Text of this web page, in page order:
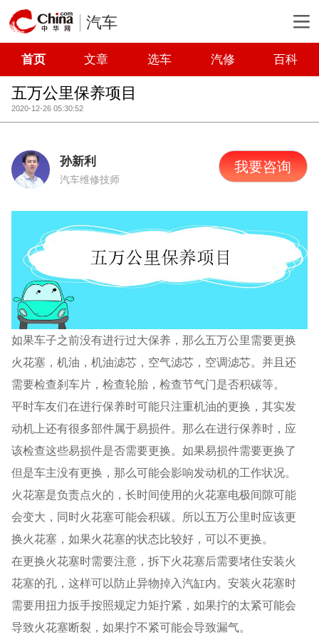
汽车
首页 文章 选车 汽修 百科
五万公里保养项目
2020-12-26 05:30:52
孙新利
汽车维修技师
我要咨询
如果车子之前没有进行过大保养，那么五万公里需要更换
火花塞，机油，机油滤芯，空气滤芯，空调滤芯。并且还
需要检查刹车片，检查轮胎，检查节气门是否积碳等。
平时车友们在进行保养时可能只注重机油的更换，其实发
动机上还有很多部件属于易损件。那么在进行保养时，应
该检查这些易损件是否需要更换。如果易损件需要更换了
但是车主没有更换，那么可能会影响发动机的工作状况。
火花塞是负责点火的，长时间使用的火花塞电极间隙可能
会变大，同时火花塞可能会积碳。所以五万公里时应该更
换火花塞，如果火花塞的状态比较好，可以不更换。
在更换火花塞时需要注意，拆下火花塞后需要堵住安装火
花塞的孔，这样可以防止异物掉入汽缸内。安装火花塞时
需要用扭力扳手按照规定力矩拧紧，如果拧的太紧可能会
导致火花塞断裂，如果拧不紧可能会导致漏气。